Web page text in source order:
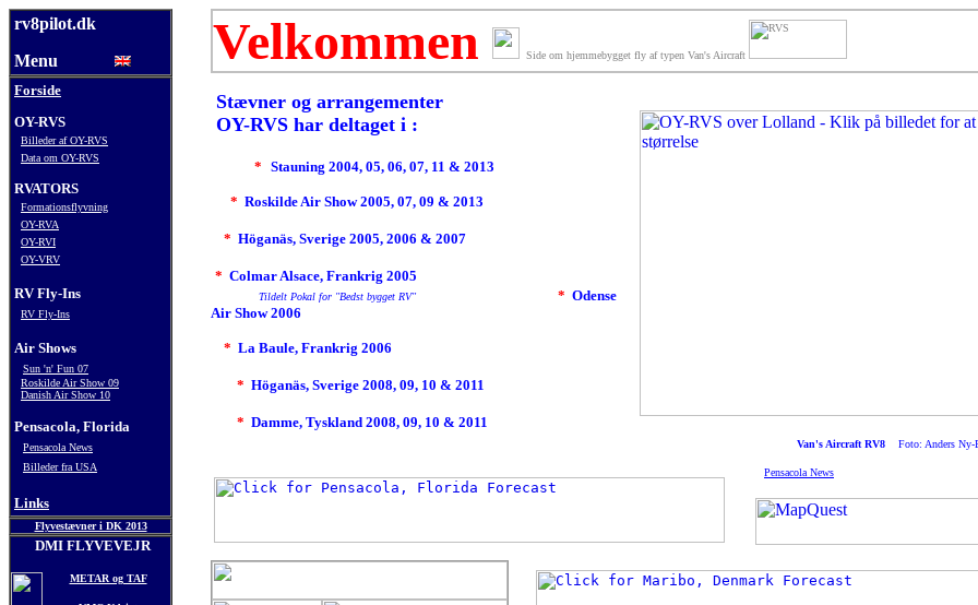
rv8pilot.dk
Menu
Forside
OY-RVS
Billeder af OY-RVS
Data om OY-RVS
RVATORS
Formationsflyvning
OY-RVA
OY-RVI
OY-VRV
RV Fly-Ins
RV Fly-Ins
Air Shows
Sun 'n' Fun 07
Roskilde Air Show 09
Danish Air Show 10
Pensacola, Florida
Pensacola News
Billeder fra USA
Links
Flyvestævner i DK 2013
DMI FLYVEVEJR
METAR og TAF
Velkommen Side om hjemmebygget fly af typen Van's Aircraft
Stævner og arrangementer
OY-RVS har deltaget i :
* Stauning 2004, 05, 06, 07, 11 & 2013
* Roskilde Air Show 2005, 07, 09 & 2013
* Höganäs, Sverige 2005, 2006 & 2007
* Colmar Alsace, Frankrig 2005
Tildelt Pokal for "Bedst bygget RV" * Odense
Air Show 2006
* La Baule, Frankrig 2006
* Höganäs, Sverige 2008, 09, 10 & 2011
* Damme, Tyskland 2008, 09, 10 & 2011
Van's Aircraft RV8 Foto: Anders Ny-
Pensacola News